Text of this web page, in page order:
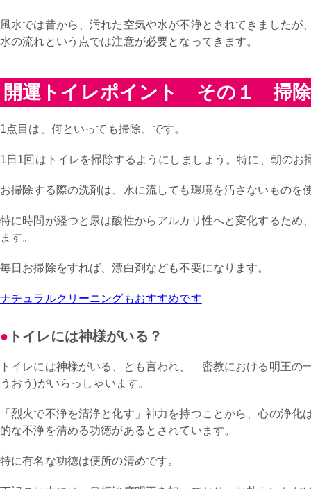
風水では昔から、汚れた空気や水が不浄とされてきましたが
水の流れという点では注意が必要となってきます。
開運トイレポイント その１ 掃除
1点目は、何といっても掃除、です。
1日1回はトイレを掃除するようにしましょう。特に、朝のお
お掃除する際の洗剤は、水に流しても環境を汚さないものを
特に時間が経つと尿は酸性からアルカリ性へと変化するため
ます。
毎日お掃除をすれば、漂白剤なども不要になります。
ナチュラルクリーニングもおすすめです
トイレには神様がいる？
トイレには神様がいる、とも言われ、 密教における明王の
うおう)がいらっしゃいます。
「烈火で不浄を清浄と化す」神力を持つことから、心の浄
的な不浄を清める功徳があるとされています。
特に有名な功徳は便所の清めです。